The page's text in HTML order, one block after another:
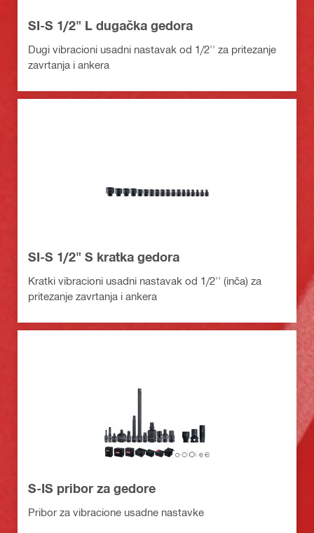
SI-S 1/2" L dugačka gedora
Dugi vibracioni usadni nastavak od 1/2'' za pritezanje
zavrtanja i ankera
SI-S 1/2" S kratka gedora
Kratki vibracioni usadni nastavak od 1/2'' (inča) za
pritezanje zavrtanja i ankera
S-IS pribor za gedore
Pribor za vibracione usadne nastavke